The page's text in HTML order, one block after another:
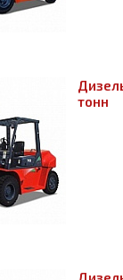
тонн